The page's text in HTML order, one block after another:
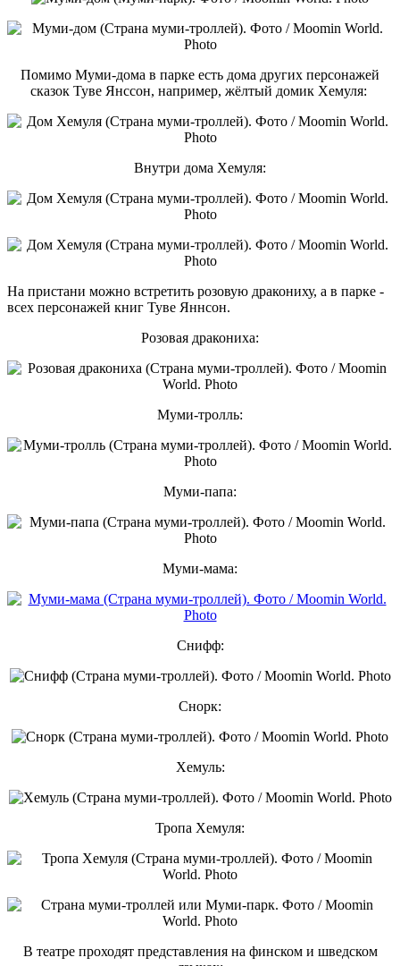
Помимо Муми-дома в парке есть дома других персонажей
сказок Туве Янссон, например, жёлтый домик Хемуля:
Внутри дома Хемуля:
На пристани можно встретить розовую дракониху, а в парке -
всех персонажей книг Туве Яннсон.
Розовая дракониха:
Муми-тролль:
Муми-папа:
Муми-мама:
Снифф:
Снорк:
Хемуль:
Тропа Хемуля:
В театре проходят представления на финском и шведском